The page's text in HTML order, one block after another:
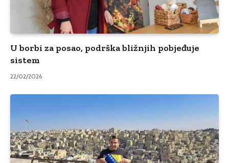
U borbi za posao, podrška bližnjih pobjeđuje
sistem
22/02/2026